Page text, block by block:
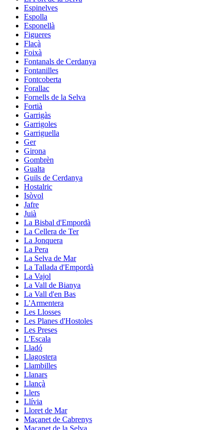
Espinelves
Espolla
Esponellà
Figueres
Flaçà
Foixà
Fontanals de Cerdanya
Fontanilles
Fontcoberta
Forallac
Fornells de la Selva
Fortià
Garrigàs
Garrigoles
Garriguella
Ger
Girona
Gombrèn
Gualta
Guils de Cerdanya
Hostalric
Isòvol
Jafre
Juià
La Bisbal d'Empordà
La Cellera de Ter
La Jonquera
La Pera
La Selva de Mar
La Tallada d'Empordà
La Vajol
La Vall de Bianya
La Vall d'en Bas
L'Armentera
Les Llosses
Les Planes d'Hostoles
Les Preses
L'Escala
Lladó
Llagostera
Llambilles
Llanars
Llançà
Llers
Llívia
Lloret de Mar
Maçanet de Cabrenys
Maçanet de la Selva